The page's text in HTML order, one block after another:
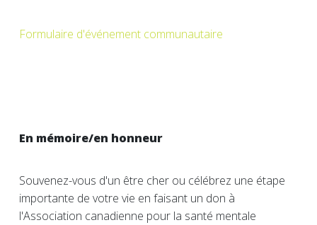
Formulaire d'événement communautaire
En mémoire/en honneur
Souvenez-vous d'un être cher ou célébrez une étape
importante de votre vie en faisant un don à
l'Association canadienne pour la santé mentale